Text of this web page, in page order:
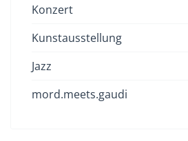
Konzert
Kunstausstellung
Jazz
mord.meets.gaudi